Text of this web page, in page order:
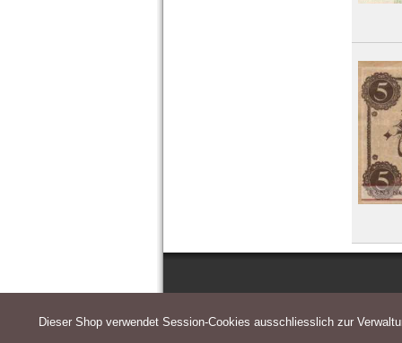
Dieser Shop verwendet Session-Cookies ausschliesslich zur